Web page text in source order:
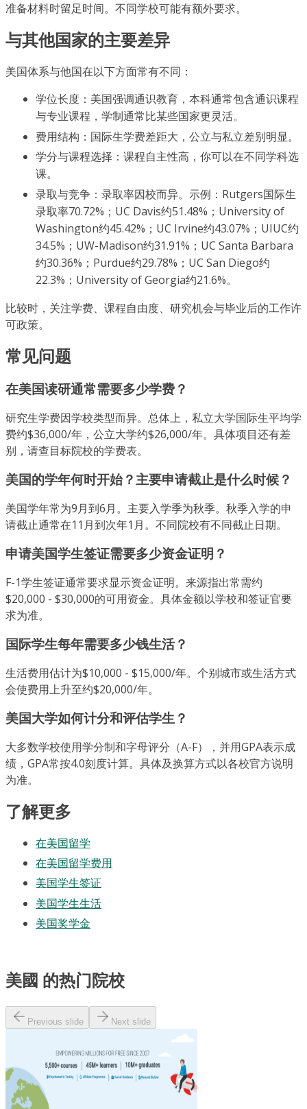
准备材料时留足时间。不同学校可能有额外要求。
与其他国家的主要差异
美国体系与他国在以下方面常有不同：
学位长度：美国强调通识教育，本科通常包含通识课程
与专业课程，学制通常比某些国家更灵活。
费用结构：国际生学费差距大，公立与私立差别明显。
学分与课程选择：课程自主性高，你可以在不同学科选
课。
录取与竞争：录取率因校而异。示例：Rutgers国际生
录取率70.72%；UC Davis约51.48%；University of
Washington约45.42%；UC Irvine约43.07%；UIUC约
34.5%；UW-Madison约31.91%；UC Santa Barbara
约30.36%；Purdue约29.78%；UC San Diego约
22.3%；University of Georgia约21.6%。
比较时，关注学费、课程自由度、研究机会与毕业后的工作许
可政策。
常见问题
在美国读研通常需要多少学费？
研究生学费因学校类型而异。总体上，私立大学国际生平均学
费约$36,000/年，公立大学约$26,000/年。具体项目还有差
别，请查目标院校的学费表。
美国的学年何时开始？主要申请截止是什么时候？
美国学年常为9月到6月。主要入学季为秋季。秋季入学的申
请截止通常在11月到次年1月。不同院校有不同截止日期。
申请美国学生签证需要多少资金证明？
F-1学生签证通常要求显示资金证明。来源指出常需约
$20,000 - $30,000的可用资金。具体金额以学校和签证官要
求为准。
国际学生每年需要多少钱生活？
生活费用估计为$10,000 - $15,000/年。个别城市或生活方式
会使费用上升至约$20,000/年。
美国大学如何计分和评估学生？
大多数学校使用学分制和字母评分（A-F），并用GPA表示成
绩，GPA常按4.0刻度计算。具体及换算方式以各校官方说明
为准。
了解更多
在美国留学
在美国留学费用
美国学生签证
美国学生生活
美国奖学金
美國 的热门院校
Previous slide Next slide